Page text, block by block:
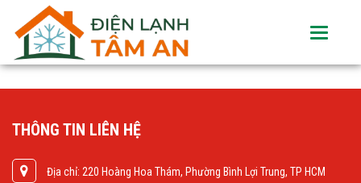
Toggle
THÔNG TIN LIÊN HỆ
Địa chỉ: 220 Hoàng Hoa Thám, Phường Bình Lợi Trung, TP HCM